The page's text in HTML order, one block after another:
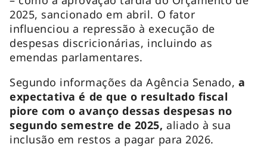
2025, sancionado em abril. O fator
influenciou a repressão à execução de
despesas discricionárias, incluindo as
emendas parlamentares.
Segundo informações da Agência Senado,a
expectativa é de que o resultado fiscal
piore com o avanço dessas despesas no
segundo semestre de 2025,aliado à sua
inclusão em restos a pagar para 2026.